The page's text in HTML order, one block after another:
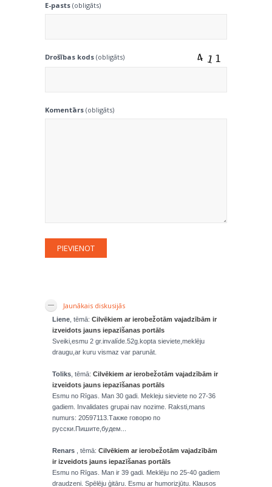
E-pasts (obligāts)
Drošības kods (obligāts)
Komentārs (obligāts)
Jaunākais diskusijās
Liene , tēmā: Cilvēkiem ar ierobežotām vajadzībām ir
izveidots jauns iepazīšanas portāls
Sveiki,esmu 2 gr.invalíde.52g.kopta sieviete,meklēju
draugu,ar kuru vismaz var parunāt.
Toliks , tēmā: Cilvēkiem ar ierobežotām vajadzībām ir
izveidots jauns iepazīšanas portāls
Esmu no Rīgas. Man 30 gadi. Mekleju sieviete no 27-36
gadiem. Invalidates grupai nav nozime. Raksti,mans
numurs: 20597113.Также говорю по
русски.Пишите,будем...
Renars , tēmā: Cilvēkiem ar ierobežotām vajadzībām
ir izveidots jauns iepazīšanas portāls
Esmu no Rīgas. Man ir 39 gadi. Meklēju no 25-40 gadiem
draudzeni. Spēlēju ģitāru. Esmu ar humorizjūtu. Klausos